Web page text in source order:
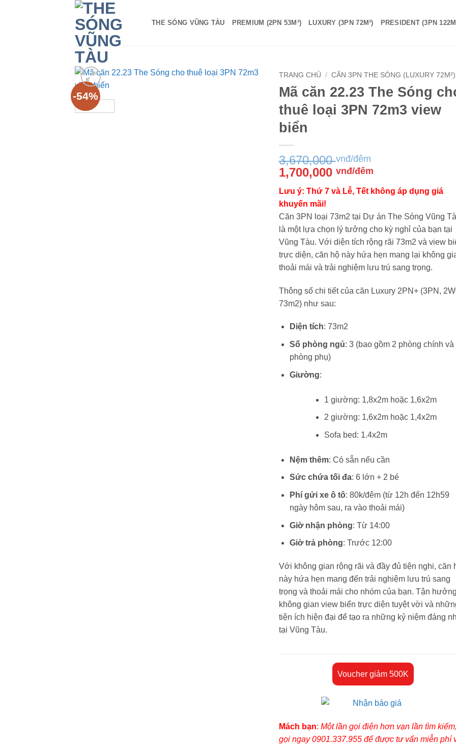
THE SÓNG VŨNG TÀU PREMIUM (2PN 53M²) LUXURY (3PN 72M²) PRESIDENT (3PN
-54%
TRANG CHỦ / CĂN 3PN THE SÓNG (LUXURY 72M²)
Mã căn 22.23 The Sóng
thuê loại 3PN 72m3 view
biển
3,670,000vnđ/đêm
Giá
gốc
là:
3,670,000 vnđ/
đêm.
1,700,000 vnđ/đêmGiá
hiện
tại
1,700,000 vnđ/
đêm.
Lưu ý: Thứ 7 và Lễ, Tết không áp dụng giá
khuyến mãi!
Căn 3PN loại 73m2 tại Dự án The Sóng Vũng
là một lựa chọn lý tưởng cho kỳ nghỉ của bạn tại
Vũng Tàu. Với diện tích rộng rãi 73m2 và view
trực diện, căn hộ này hứa hẹn mang lại không
thoải mái và trải nghiệm lưu trú sang trọng.
Thông số chi tiết của căn Luxury 2PN+ (3PN,
73m2) như sau:
Diện tích: 73m2
Số phòng ngủ: 3 (bao gồm 2 phòng chính và
phòng phụ)
Giường:
1 giường: 1,8x2m hoặc 1,6x2m
2 giường: 1,6x2m hoặc 1,4x2m
Sofa bed: 1.4x2m
Nệm thêm: Có sẵn nếu cần
Sức chứa tối đa: 6 lớn + 2 bé
Phí gửi xe ô tô: 80k/đêm (từ 12h đến 12h59
ngày hôm sau, ra vào thoải mái)
Giờ nhận phòng: Từ 14:00
Giờ trả phòng: Trước 12:00
Với không gian rộng rãi và đầy đủ tiện nghi, căn
này hứa hẹn mang đến trải nghiệm lưu trú sang
trọng và thoải mái cho nhóm của bạn. Tận hưởng
không gian view biển trực diện tuyệt vời và
tiện ích hiện đại để tạo ra những kỷ niệm đáng
tại Vũng Tàu.
Voucher giảm 500K
Mách bạn: Một lần gọi điện hơn vạn lần tìm kiếm,
gọi ngay 0901.337.955 để được tư vấn miễn phí